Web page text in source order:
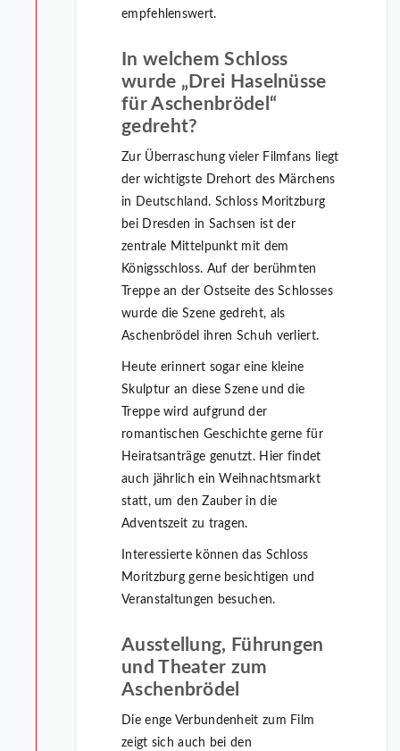
empfehlenswert.
In welchem Schloss
wurde „Drei Haselnüsse
für Aschenbrödel“
gedreht?
Zur Überraschung vieler Filmfans liegt
der wichtigste Drehort des Märchens
in Deutschland. Schloss Moritzburg
bei Dresden in Sachsen ist der
zentrale Mittelpunkt mit dem
Königsschloss. Auf der berühmten
Treppe an der Ostseite des Schlosses
wurde die Szene gedreht, als
Aschenbrödel ihren Schuh verliert.
Heute erinnert sogar eine kleine
Skulptur an diese Szene und die
Treppe wird aufgrund der
romantischen Geschichte gerne für
Heiratsanträge genutzt. Hier findet
auch jährlich ein Weihnachtsmarkt
statt, um den Zauber in die
Adventszeit zu tragen.
Interessierte können das Schloss
Moritzburg gerne besichtigen und
Veranstaltungen besuchen.
Ausstellung, Führungen
und Theater zum
Aschenbrödel
Die enge Verbundenheit zum Film
zeigt sich auch bei den